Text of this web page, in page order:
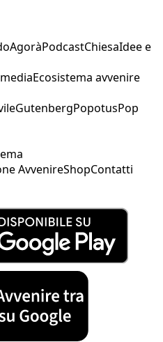
AgoràPodcastChiesaIdee e
Ecosistema avvenire
GutenbergPopotusPop
AvvenireShopContatti